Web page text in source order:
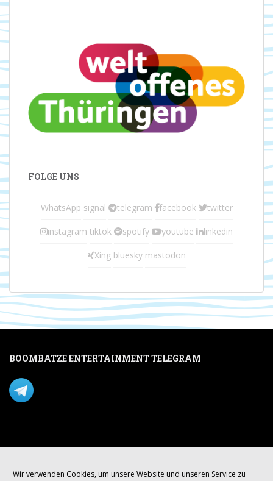
Wir verwenden Cookies, um unsere Website und unseren Service zu
FOLGE UNS
WhatsApp signal telegram facebook twitter
instagram tiktok spotify youtube linkedin
Xing bluesky mastodon
BOOMBATZE ENTERTAINMENT TELEGRAM